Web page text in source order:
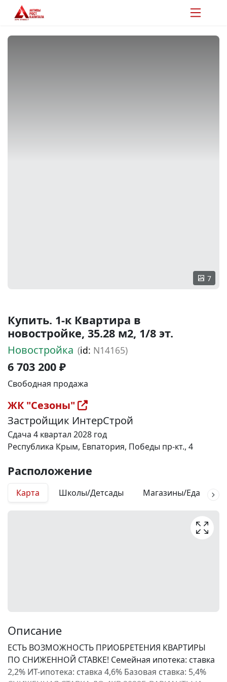
7
Купить. 1-к Квартира в
новостройке, 35.28 м2, 1/8 эт.
Новостройка (id: N14165)
6 703 200 ₽
Свободная продажа
ЖК "Сезоны"
Застройщик ИнтерСтрой
Сдача 4 квартал 2028 год
Республика Крым, Евпатория, Победы пр-кт., 4
Расположение
Карта Школы/Детсады Магазины/Еда
Описание
ЕСТЬ ВОЗМОЖНОСТЬ ПРИОБРЕТЕНИЯ КВАРТИРЫ
ПО СНИЖЕННОЙ СТАВКЕ! Семейная ипотека: ставка
2,2% ИТ-ипотека: ставка 4,6% Базовая ставка: 5,4%